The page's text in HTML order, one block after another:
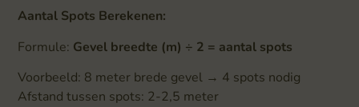
Aantal Spots Berekenen:
Formule: Gevel breedte (m) ÷ 2 = aantal spots
Voorbeeld: 8 meter brede gevel → 4 spots nodig
Afstand tussen spots: 2-2,5 meter